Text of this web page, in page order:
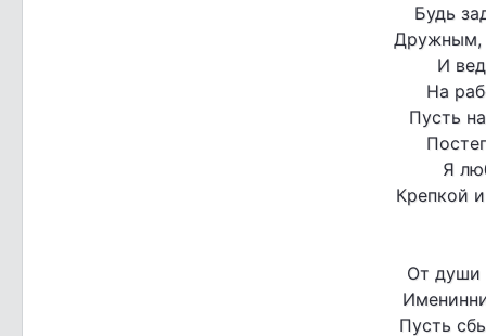
Будь
Дружным,
И
На
Пусть
Я
Крепкой
От души
Пусть